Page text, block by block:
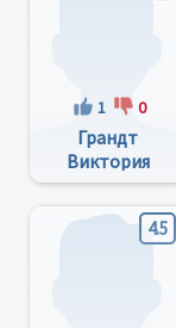
1 0
Грандт
Виктория
Викторовна
4.5